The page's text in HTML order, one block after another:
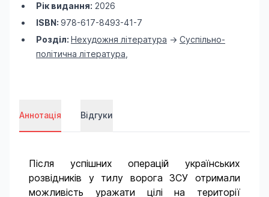
Рік видання: 2026
ISBN: 978-617-8493-41-7
Розділ: Нехудожня література -> Суспільно-
політична література
Аннотація Відгуки
Після успішних операцій українських
розвідників у тилу ворога ЗСУ отримали
можливість уражати цілі на території